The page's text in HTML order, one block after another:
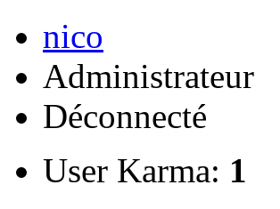
nico
Administrateur
Déconnecté
User Karma: 1